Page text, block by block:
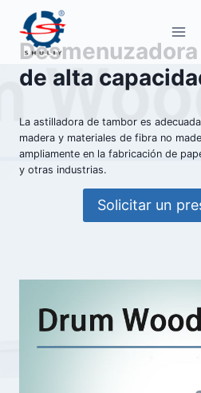
Saltar
contenido
de alta
La astilladora de tambor es
madera y materiales de fibra no
ampliamente en la fabricación de
y otras industrias.
Solicitar un